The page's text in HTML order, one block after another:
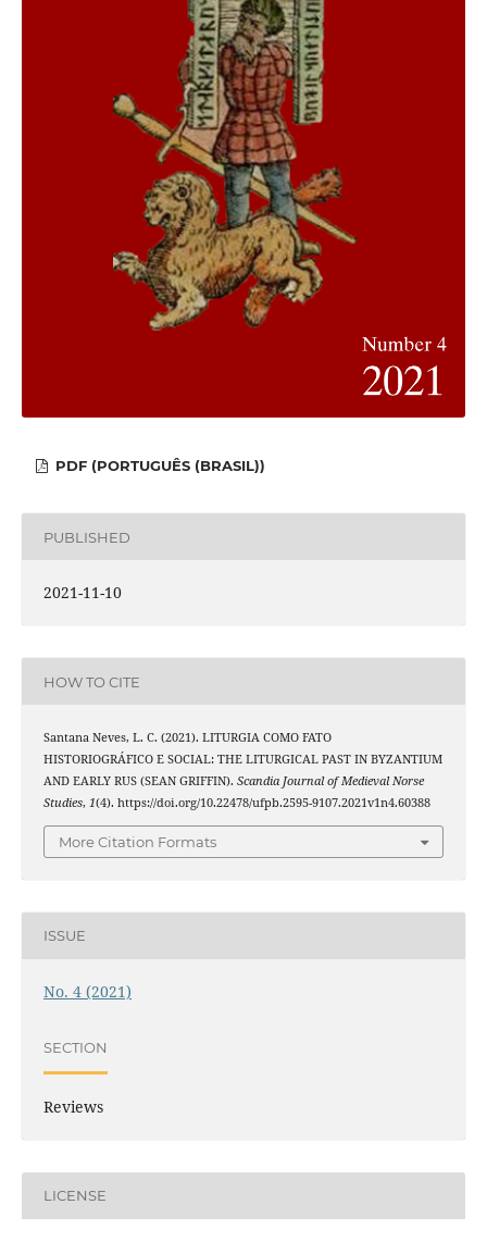
PDF (PORTUGUÊS (BRASIL))
PUBLISHED
2021-11-10
HOW TO CITE
Santana Neves, L. C. (2021). LITURGIA COMO FATO
HISTORIOGRÁFICO E SOCIAL: THE LITURGICAL PAST IN BYZANTIUM
AND EARLY RUS (SEAN GRIFFIN). Scandia Journal of Medieval Norse
Studies, 1(4). https://doi.org/10.22478/ufpb.2595-9107.2021v1n4.60388
More Citation Formats
ISSUE
No. 4 (2021)
SECTION
Reviews
LICENSE